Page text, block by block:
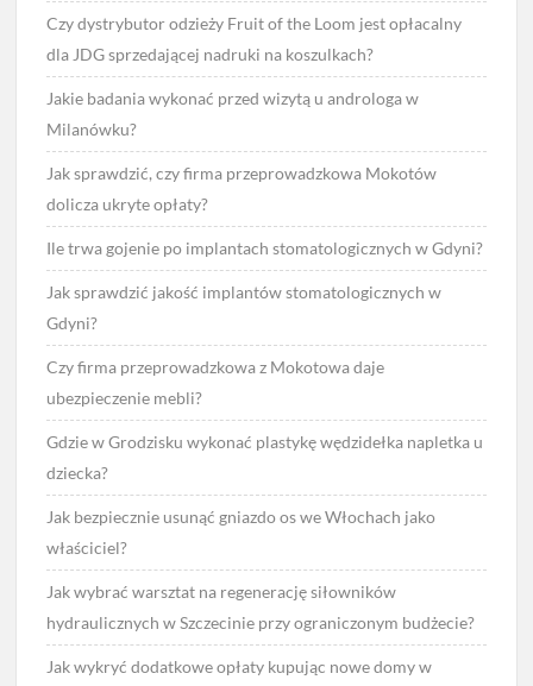
Czy dystrybutor odzieży Fruit of the Loom jest opłacalny
dla JDG sprzedającej nadruki na koszulkach?
Jakie badania wykonać przed wizytą u androloga w
Milanówku?
Jak sprawdzić, czy firma przeprowadzkowa Mokotów
dolicza ukryte opłaty?
Ile trwa gojenie po implantach stomatologicznych w Gdyni?
Jak sprawdzić jakość implantów stomatologicznych w
Gdyni?
Czy firma przeprowadzkowa z Mokotowa daje
ubezpieczenie mebli?
Gdzie w Grodzisku wykonać plastykę wędzidełka napletka u
dziecka?
Jak bezpiecznie usunąć gniazdo os we Włochach jako
właściciel?
Jak wybrać warsztat na regenerację siłowników
hydraulicznych w Szczecinie przy ograniczonym budżecie?
Jak wykryć dodatkowe opłaty kupując nowe domy w